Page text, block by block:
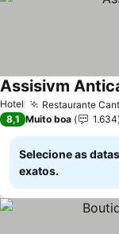
Hotel Restaurante
Assisivm
8,1 Muito boa 1.634
Selecione as
exatos.